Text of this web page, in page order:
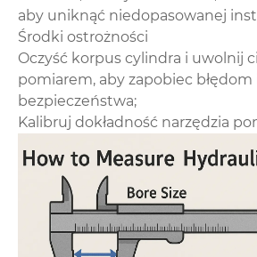
aby uniknąć niedopasowanej
Środki ostrożności
Oczyść korpus cylindra i uwolnij
pomiarem, aby zapobiec
bezpieczeństwa;
Kalibruj dokładność narzędzia